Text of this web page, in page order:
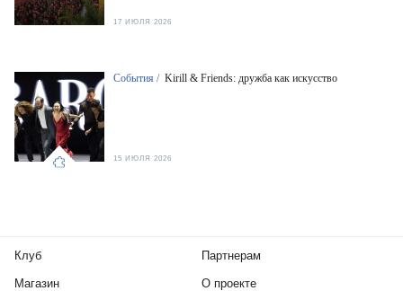
17 ИЮЛЯ 2026
События / Kirill & Friends: дружба как искусство
15 ИЮЛЯ 2026
Клуб
Магазин
Партнерам
О проекте